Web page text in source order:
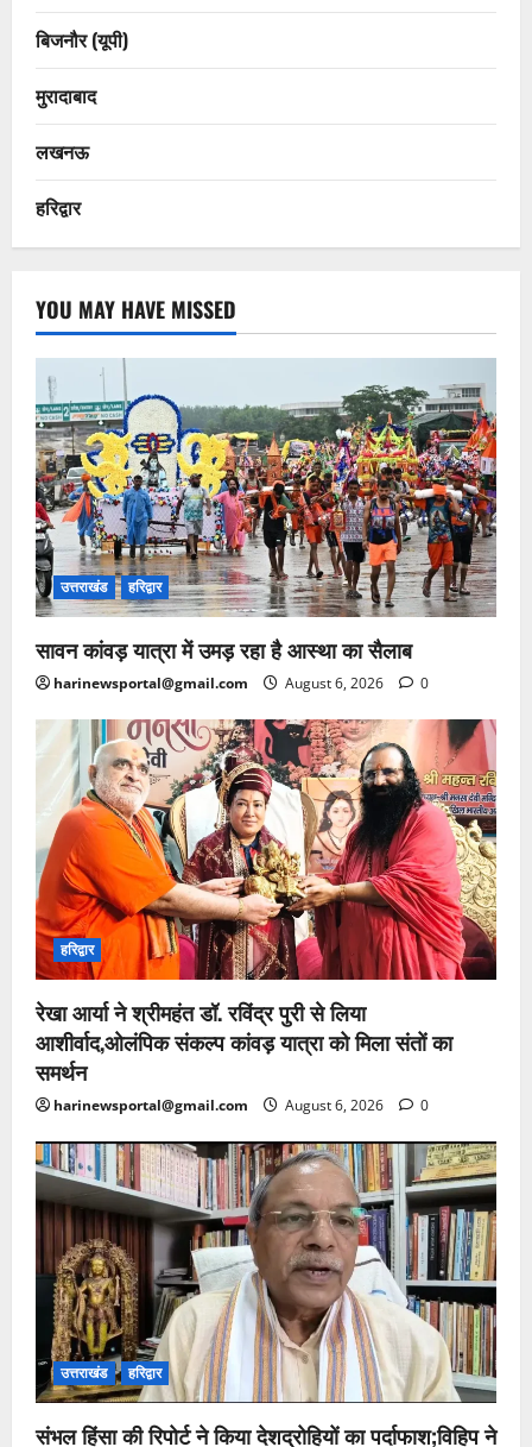
बिजनौर (यूपी)
मुरादाबाद
लखनऊ
हरिद्वार
YOU MAY HAVE MISSED
उत्तराखंड हरिद्वार
सावन कांवड़ यात्रा में उमड़ रहा है आस्था का सैलाब
harinewsportal@gmail.com August 6, 2026 0
हरिद्वार
रेखा आर्या ने श्रीमहंत डॉ. रविंद्र पुरी से लिया
आशीर्वाद,ओलंपिक संकल्प कांवड़ यात्रा को मिला संतों का
समर्थन
harinewsportal@gmail.com August 6, 2026 0
उत्तराखंड हरिद्वार
संभल हिंसा की रिपोर्ट ने किया देशद्रोहियों का पर्दाफाश;विहिप ने